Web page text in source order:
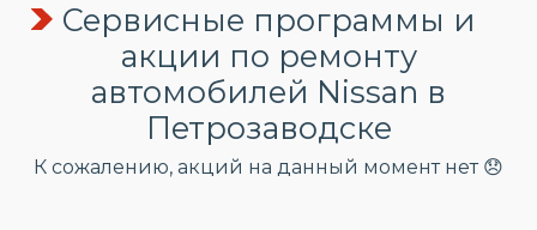
Сервисные программы и
акции по ремонту
автомобилей Nissan в
Петрозаводске
К сожалению, акций на данный момент нет 😞